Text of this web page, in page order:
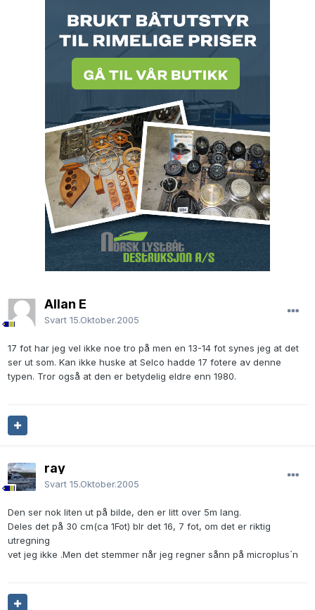
Allan E
Svart 15.Oktober.2005
17 fot har jeg vel ikke noe tro på men en 13-14 fot synes jeg at det
ser ut som. Kan ikke huske at Selco hadde 17 fotere av denne
typen. Tror også at den er betydelig eldre enn 1980.
ray
Svart 15.Oktober.2005
Den ser nok liten ut på bilde, den er litt over 5m lang.
Deles det på 30 cm(ca 1Fot) blr det 16, 7 fot, om det er riktig
utregning
vet jeg ikke .Men det stemmer når jeg regner sånn på microplus´n